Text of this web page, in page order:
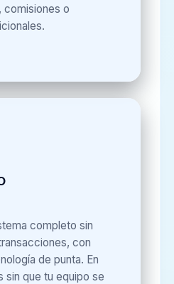
comisiones o
completo sin
con
de punta. En
sin que tu equipo se